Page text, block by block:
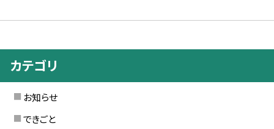
カテゴリ
お知らせ
できごと